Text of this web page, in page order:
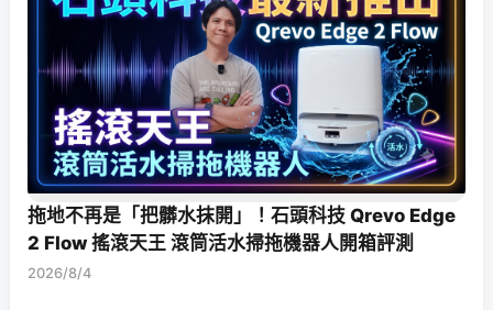
拖地不再是「把髒水抹開」！石頭科技 Qrevo Edge
2 Flow 搖滾天王 滾筒活水掃拖機器人開箱評測
2026/8/4